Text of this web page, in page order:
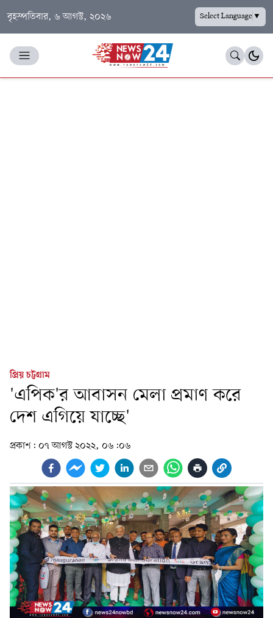
বৃহস্পতিবার, ৬ আগস্ট, ২০২৬ Select Language▼
প্রিয় চট্টগ্রাম
'এপিক'র আবাসন মেলা প্রমাণ করে
দেশ এগিয়ে যাচ্ছে'
প্রকাশ: ০৭ আগস্ট ২০২২, ০৬:০৬